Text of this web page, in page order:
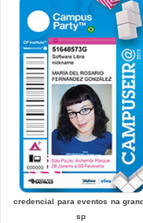
credencial para eventos na
sp